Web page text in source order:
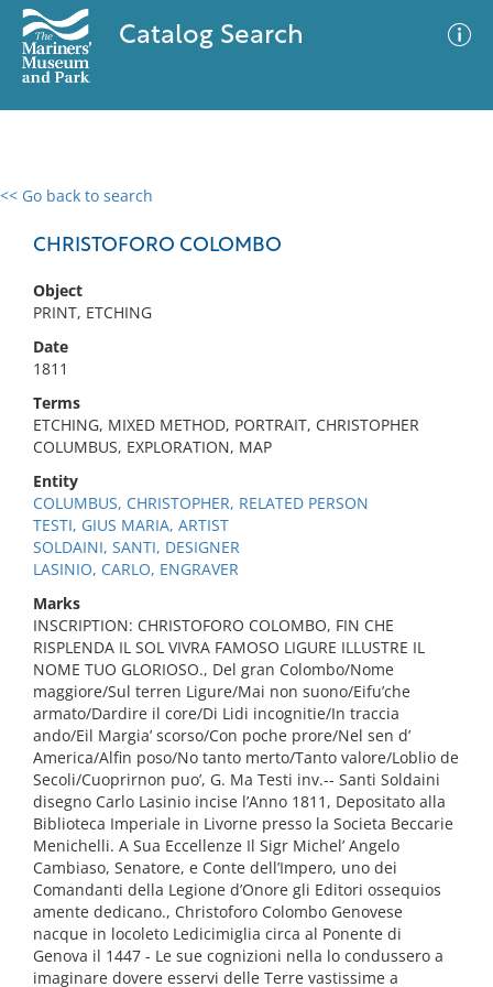
Catalog Search
<< Go back to search
CHRISTOFORO COLOMBO
Object
PRINT, ETCHING
Date
1811
Terms
ETCHING, MIXED METHOD, PORTRAIT, CHRISTOPHER
COLUMBUS, EXPLORATION, MAP
Entity
COLUMBUS, CHRISTOPHER, RELATED PERSON
TESTI, GIUS MARIA, ARTIST
SOLDAINI, SANTI, DESIGNER
LASINIO, CARLO, ENGRAVER
Marks
INSCRIPTION: CHRISTOFORO COLOMBO, FIN CHE
RISPLENDA IL SOL VIVRA FAMOSO LIGURE ILLUSTRE IL
NOME TUO GLORIOSO., Del gran Colombo/Nome
maggiore/Sul terren Ligure/Mai non suono/Eifu’che
armato/Dardire il core/Di Lidi incognitie/In traccia
ando/Eil Margia’ scorso/Con poche prore/Nel sen d’
America/Alfin poso/No tanto merto/Tanto valore/Loblio de
Secoli/Cuoprirnon puo’, G. Ma Testi inv.-- Santi Soldaini
disegno Carlo Lasinio incise l’Anno 1811, Depositato alla
Biblioteca Imperiale in Livorne presso la Societa Beccarie
Menichelli. A Sua Eccellenze Il Sigr Michel’ Angelo
Cambiaso, Senatore, e Conte dell’Impero, uno dei
Comandanti della Legione d’Onore gli Editori ossequios
amente dedicano., Christoforo Colombo Genovese
nacque in locoleto Ledicimiglia circa al Ponente di
Genova il 1447 - Le sue cognizioni nella lo condussero a
imaginare dovere esservi delle Terre vastissime a
0 results